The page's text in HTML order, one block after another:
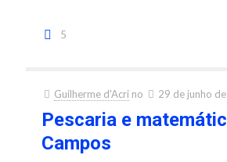
5
Guilherme d'Acri no 29 de junho
Pescaria e
Campos